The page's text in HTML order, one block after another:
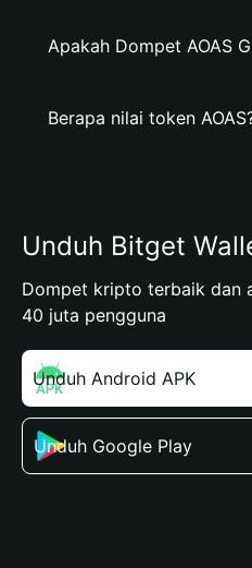
Apakah Dompet AOAS
Berapa nilai token
Unduh Bitget
Dompet kripto terbaik dan
40 juta pengguna
Unduh Android APK
Unduh Google Play